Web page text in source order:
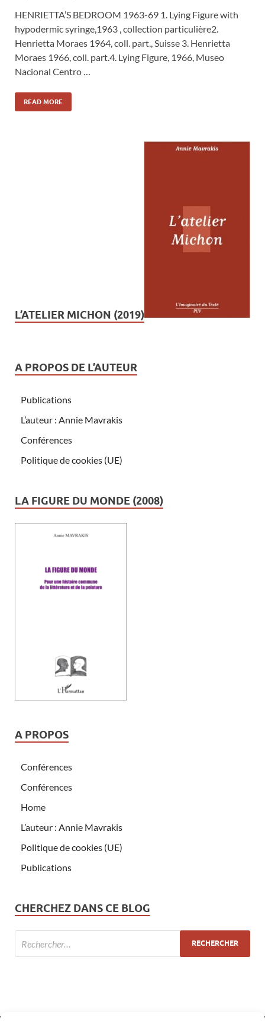
HENRIETTA’S BEDROOM 1963-69 1. Lying Figure with
hypodermic syringe,1963 , collection particulière2.
Henrietta Moraes 1964, coll. part., Suisse 3. Henrietta
Moraes 1966, coll. part.4. Lying Figure, 1966, Museo
Nacional Centro …
READ MORE
L’ATELIER MICHON (2019)
A PROPOS DE L’AUTEUR
Publications
L’auteur : Annie Mavrakis
Conférences
Politique de cookies (UE)
LA FIGURE DU MONDE (2008)
A PROPOS
Conférences
Conférences
Home
L’auteur : Annie Mavrakis
Politique de cookies (UE)
Publications
CHERCHEZ DANS CE BLOG